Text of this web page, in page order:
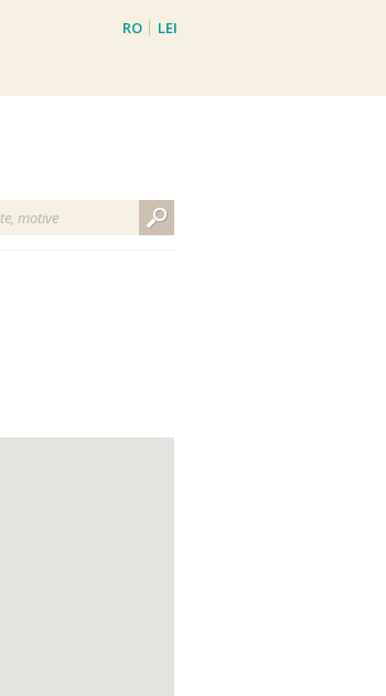
RO
LEI